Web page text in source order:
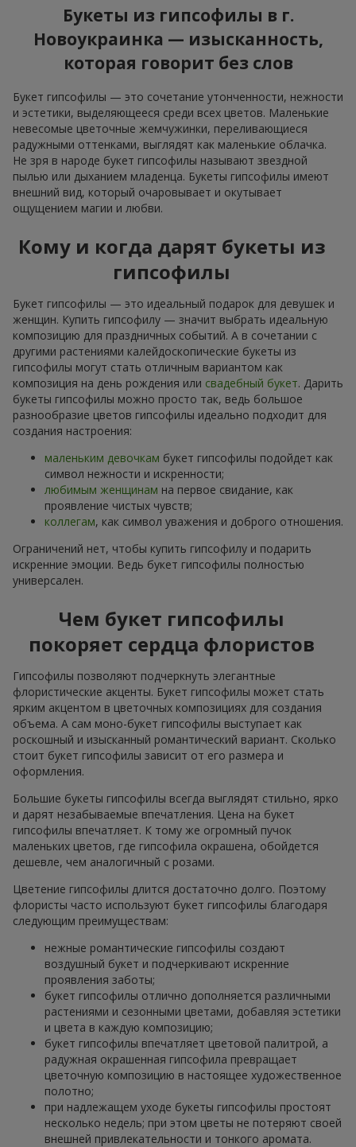
Букеты из гипсофилы в г.
Новоукраинка — изысканность,
которая говорит без слов
Букет гипсофилы — это сочетание утонченности, нежности
и эстетики, выделяющееся среди всех цветов. Маленькие
невесомые цветочные жемчужинки, переливающиеся
радужными оттенками, выглядят как маленькие облачка.
Не зря в народе букет гипсофилы называют звездной
пылью или дыханием младенца. Букеты гипсофилы имеют
внешний вид, который очаровывает и окутывает
ощущением магии и любви.
Кому и когда дарят букеты из
гипсофилы
Букет гипсофилы — это идеальный подарок для девушек и
женщин. Купить гипсофилу — значит выбрать идеальную
композицию для праздничных событий. А в сочетании с
другими растениями калейдоскопические букеты из
гипсофилы могут стать отличным вариантом как
композиция на день рождения или свадебный букет. Дарить
букеты гипсофилы можно просто так, ведь большое
разнообразие цветов гипсофилы идеально подходит для
создания настроения:
маленьким девочкам букет гипсофилы подойдет как
символ нежности и искренности;
любимым женщинам на первое свидание, как
проявление чистых чувств;
коллегам, как символ уважения и доброго отношения.
Ограничений нет, чтобы купить гипсофилу и подарить
искренние эмоции. Ведь букет гипсофилы полностью
универсален.
Чем букет гипсофилы
покоряет сердца флористов
Гипсофилы позволяют подчеркнуть элегантные
флористические акценты. Букет гипсофилы может стать
ярким акцентом в цветочных композициях для создания
объема. А сам моно-букет гипсофилы выступает как
роскошный и изысканный романтический вариант. Сколько
стоит букет гипсофилы зависит от его размера и
оформления.
Большие букеты гипсофилы всегда выглядят стильно, ярко
и дарят незабываемые впечатления. Цена на букет
гипсофилы впечатляет. К тому же огромный пучок
маленьких цветов, где гипсофила окрашена, обойдется
дешевле, чем аналогичный с розами.
Цветение гипсофилы длится достаточно долго. Поэтому
флористы часто используют букет гипсофилы благодаря
следующим преимуществам:
нежные романтические гипсофилы создают
воздушный букет и подчеркивают искренние
проявления заботы;
букет гипсофилы отлично дополняется различными
растениями и сезонными цветами, добавляя эстетики
и цвета в каждую композицию;
букет гипсофилы впечатляет цветовой палитрой, а
радужная окрашенная гипсофила превращает
цветочную композицию в настоящее художественное
полотно;
при надлежащем уходе букеты гипсофилы простоят
несколько недель; при этом цветы не потеряют своей
внешней привлекательности и тонкого аромата.